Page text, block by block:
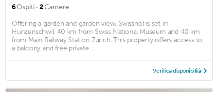
6Ospiti · 2Camere
Offering a garden and garden view, Swisshol is set in
Hunzenschwil, 40 km from Swiss National Museum and 40 km
from Main Railway Station Zurich. This property offers access to
a balcony and free private ...
Verifica disponibilità